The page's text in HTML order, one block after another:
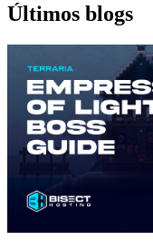
Últimos blogs